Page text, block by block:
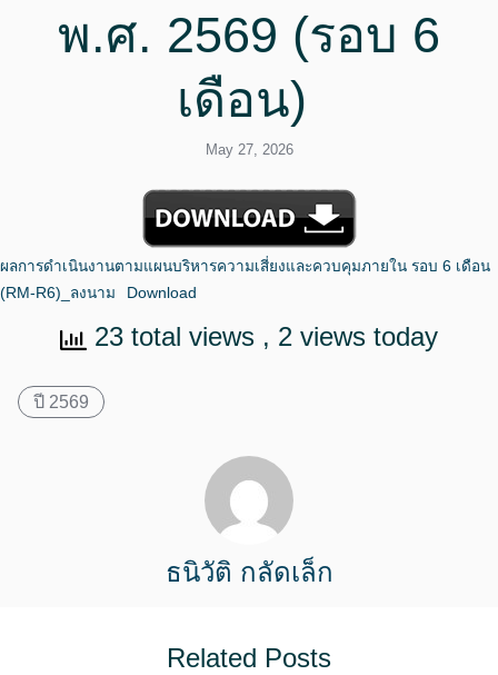
พ.ศ. 2569 (รอบ 6
เดือน)
May 27, 2026
ผลการดำเนินงานตามแผนบริหารความเสี่ยงและควบคุมภายใน รอบ 6 เดือน
(RM-R6)_ลงนาม
Download
23 total views , 2 views today
ปี 2569
ธนิวัติ กลัดเล็ก
Related Posts